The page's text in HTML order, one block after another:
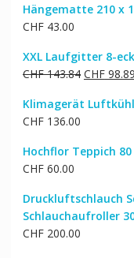
Hängematte 210 x
CHF43.00
XXL Laufgitter 8-
CHF143.84
war:
CHF98.89
Klimagerät
CHF136.00
Hochflor Teppich
CHF60.00
Druckluftschlauch
Schlauchaufroller
CHF200.00